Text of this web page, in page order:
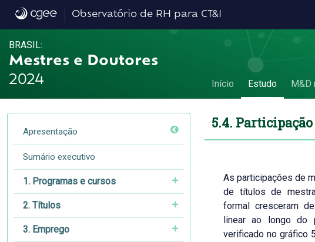
5.4. Participação das mulheres no emprego - 5.4.
Observatório de RH para CT&I
BRASIL:
Mestres e Doutores
2024
Início Estudo M&D
Apresentação
Sumário executivo
1. Programas e cursos
2. Títulos
3. Emprego
5.4.
As participações de
de títulos de
formal cresceram
linear ao longo do
verificado no gráfico